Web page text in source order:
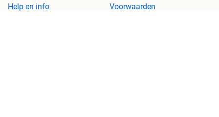
Help en info
Voorwaarden